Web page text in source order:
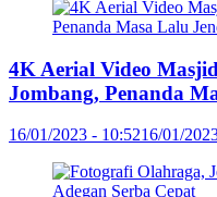
4K Aerial Video
Jombang, Penanda
16/01/2023 - 10:5216/01/